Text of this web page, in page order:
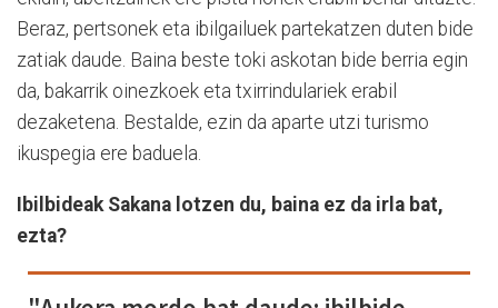
Beraz, pertsonek eta ibilgailuek partekatzen duten bide
zatiak daude. Baina beste toki askotan bide berria egin
da, bakarrik oinezkoek eta txirrindulariek erabil
dezaketena. Bestalde, ezin da aparte utzi turismo
ikuspegia ere baduela.
Ibilbideak Sakana lotzen du, baina ez da irla bat,
ezta?